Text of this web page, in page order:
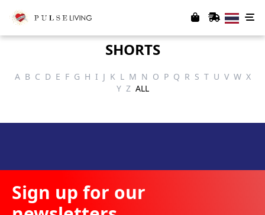
SHORTS
A B C D E F G H I J K L M N O P Q R S T U V W X
Y Z ALL
Sign up for our